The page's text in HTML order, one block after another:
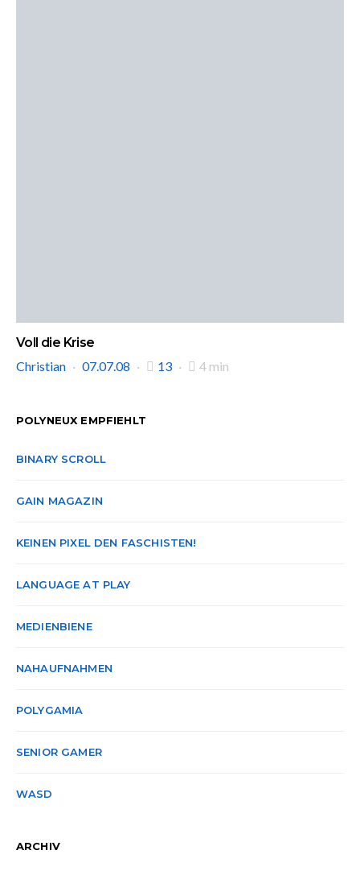
Voll die Krise
Christian
07.07.08 13 4 min
POLYNEUX EMPFIEHLT
BINARY SCROLL
GAIN MAGAZIN
KEINEN PIXEL DEN FASCHISTEN!
LANGUAGE AT PLAY
MEDIENBIENE
NAHAUFNAHMEN
POLYGAMIA
SENIOR GAMER
WASD
ARCHIV